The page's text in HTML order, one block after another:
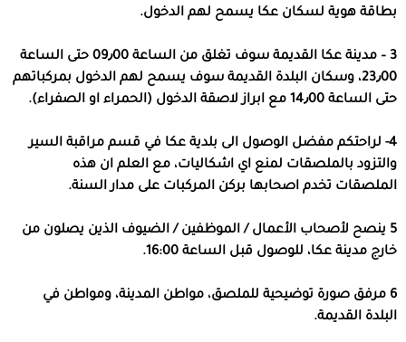
بطاقة هوية لسكان عكا يسمح لهم الدخول.
3 – مدينة عكا القديمة سوف تغلق من الساعة 09٫00 حتى الساعة
23٫00، وسكان البلدة القديمة سوف يسمح لهم الدخول بمركباتهم
حتى الساعة 14٫00 مع ابراز لاصقة الدخول (الحمراء او الصفراء).
4- لراحتكم مفضل الوصول الى بلدية عكا في قسم مراقبة السير
والتزود بالملصقات لمنع اي اشكاليات، مع العلم ان هذه
الملصقات تخدم اصحابها بركن المركبات على مدار السنة.
5 ينصح لأصحاب الأعمال / الموظفين / الضيوف الذين يصلون من
خارج مدينة عكا، للوصول قبل الساعة 16:00.
6 مرفق صورة توضيحية للملصق، مواطن المدينة، ومواطن في
البلدة القديمة.